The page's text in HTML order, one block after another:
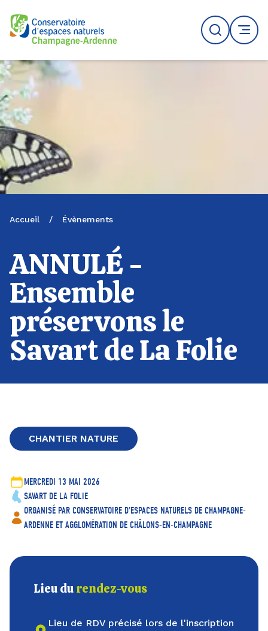
Logo du CENCA
Recherche
MENU
Accueil / Évènements
ANNULÉ -
Ensemble
préservons le
Savart de La Folie
CHANTIER NATURE
MERCREDI 13 MAI 2026
SAVART DE LA FOLIE
ORGANISÉ PAR CONSERVATOIRE D'ESPACES NATURELS DE CHAMPAGNE-
ARDENNE ET AGGLOMÉRATION DE CHÂLONS-EN-CHAMPAGNE
Lieu durendez-vous
Lieu de RDV précisé lors de l'inscription